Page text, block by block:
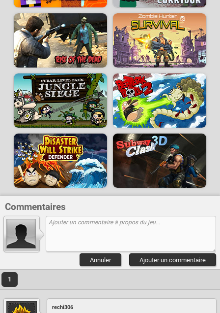
Commentaires
Ajouter un commentaire
Annuler
1
rechi306